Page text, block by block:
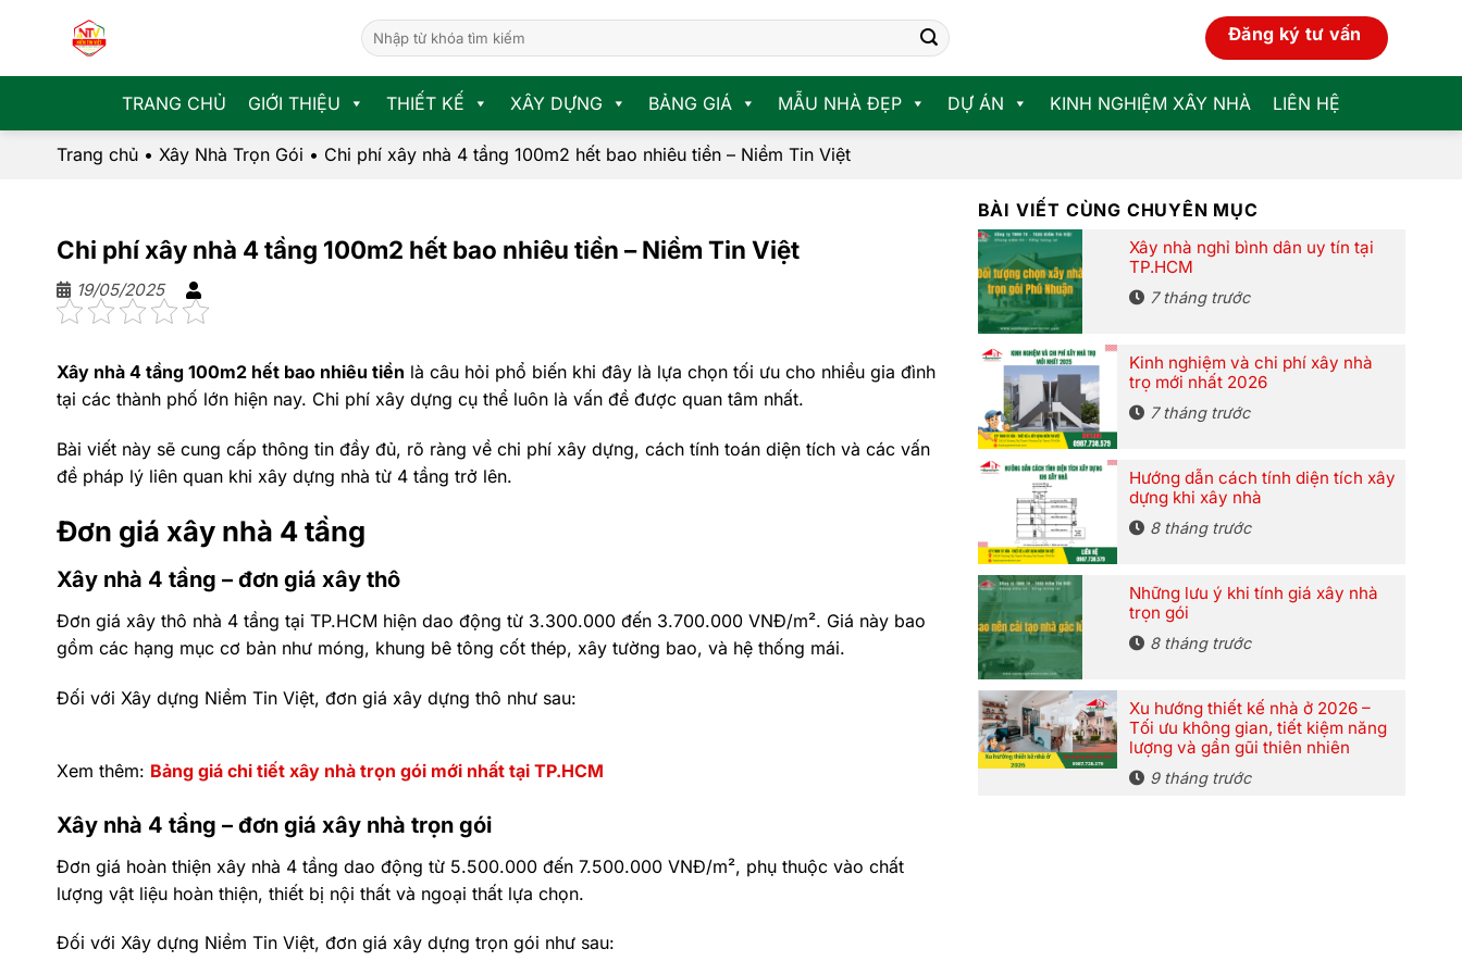
Đăng ký tư vấn
TRANG CHỦ GIỚI THIỆU THIẾT KẾ XÂY DỰNG BẢNG GIÁ MẪU NHÀ ĐẸP DỰ ÁN KINH NGHIỆM XÂY NHÀ LIÊN HỆ
Trang chủ • Xây Nhà Trọn Gói • Chi phí xây nhà 4 tầng 100m2 hết bao nhiêu tiền – Niềm Tin Việt
Chi phí xây nhà 4 tầng 100m2 hết bao nhiêu tiền – Niềm Tin Việt
19/05/2025
Xây nhà 4 tầng 100m2 hết bao nhiêu tiền là câu hỏi phổ biến khi đây là lựa chọn tối ưu cho nhiều gia đình
tại các thành phố lớn hiện nay. Chi phí xây dựng cụ thể luôn là vấn đề được quan tâm nhất.
Bài viết này sẽ cung cấp thông tin đầy đủ, rõ ràng về chi phí xây dựng, cách tính toán diện tích và các vấn
đề pháp lý liên quan khi xây dựng nhà từ 4 tầng trở lên.
Đơn giá xây nhà 4 tầng
Xây nhà 4 tầng – đơn giá xây thô
Đơn giá xây thô nhà 4 tầng tại TP.HCM hiện dao động từ 3.300.000 đến 3.700.000 VNĐ/m². Giá này bao
gồm các hạng mục cơ bản như móng, khung bê tông cốt thép, xây tường bao, và hệ thống mái.
Đối với Xây dựng Niềm Tin Việt, đơn giá xây dựng thô như sau:
Xem thêm: Bảng giá chi tiết xây nhà trọn gói mới nhất tại TP.HCM
Xây nhà 4 tầng – đơn giá xây nhà trọn gói
Đơn giá hoàn thiện xây nhà 4 tầng dao động từ 5.500.000 đến 7.500.000 VNĐ/m², phụ thuộc vào chất
lượng vật liệu hoàn thiện, thiết bị nội thất và ngoại thất lựa chọn.
Đối với Xây dựng Niềm Tin Việt, đơn giá xây dựng trọn gói như sau:
BÀI VIẾT CÙNG CHUYÊN MỤC
Xây nhà nghỉ bình dân uy tín tại
TP.HCM
7 tháng trước
Kinh nghiệm và chi phí xây nhà
trọ mới nhất 2026
7 tháng trước
Hướng dẫn cách tính diện tích xây
dựng khi xây nhà
8 tháng trước
Những lưu ý khi tính giá xây nhà
trọn gói
8 tháng trước
Xu hướng thiết kế nhà ở 2026 –
Tối ưu không gian, tiết kiệm năng
lượng và gần gũi thiên nhiên
9 tháng trước